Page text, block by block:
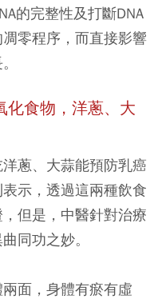
的完整性及打斷DNA
零程序，而直接影響
化食物，洋蔥、大
蔥、大蒜能預防乳癌
示，透過這兩種飲食
但是，中醫針對治療
同功之妙。
面，身體有瘀有虛